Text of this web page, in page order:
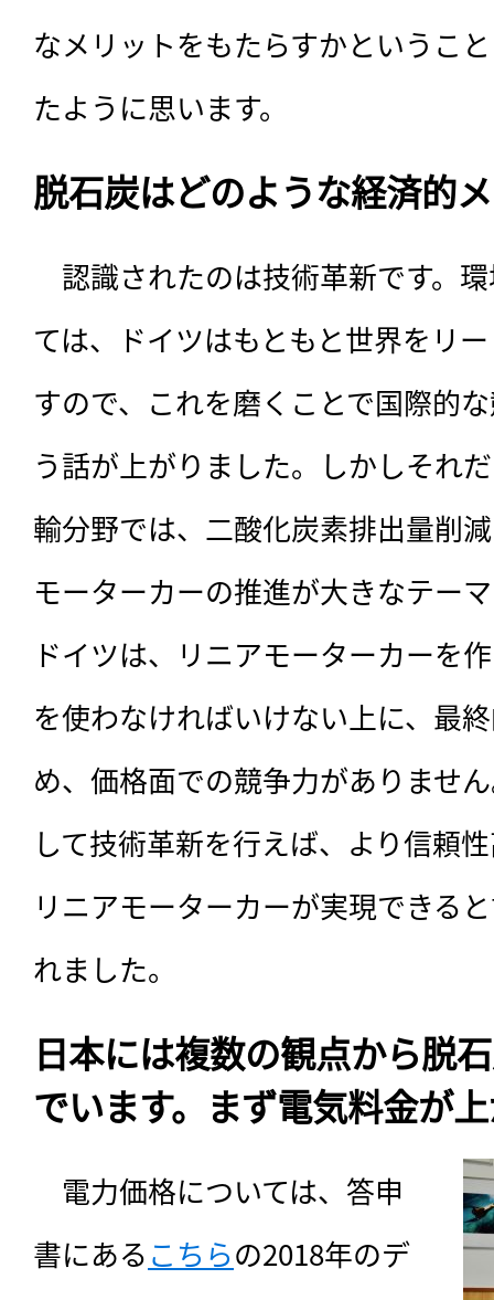
なメリットをもたらすかというこ
たように思います。
脱石炭はどのような経済的
認識されたのは技術革新です。
ては、ドイツはもともと世界をリ
すので、これを磨くことで国際的
う話が上がりました。しかしそれ
輸分野では、二酸化炭素排出量削
モーターカーの推進が大きなテー
ドイツは、リニアモーターカーを
を使わなければいけない上に、最
め、価格面での競争力がありませ
して技術革新を行えば、より信頼
リニアモーターカーが実現できる
れました。
日本には複数の観点から脱
でいます。まず電気料金が
電力価格については、答申
書にあるこちらの2018年のデ